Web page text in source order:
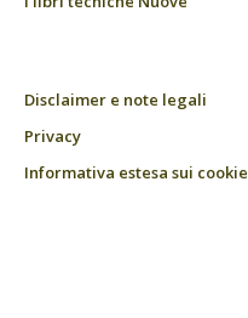
Disclaimer e note legali
Privacy
Informativa estesa sui cookie